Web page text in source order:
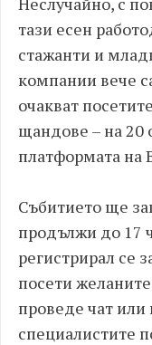
тази есен
стажанти и
компании вече
очакват
щандове – на 20
платформата на
Събитието ще
продължи до 17
регистрирал се
посети
проведе чат или
специалистите